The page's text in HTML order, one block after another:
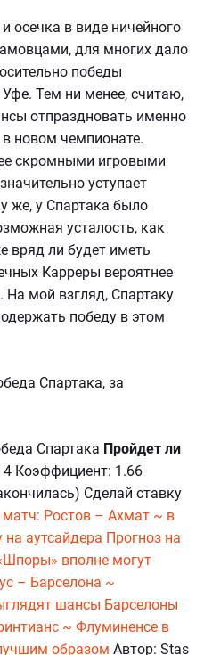
осечка в виде ничейного
для многих дало
победы
Тем ни менее, считаю,
отпраздновать именно
новом чемпионате.
скромными игровыми
уступает
же, у Спартака было
усталость, как
вряд ли будет иметь
Карреры вероятнее
На мой взгляд, Спартаку
победу в этом
Спартака, за
Спартака Пройдет ли
4 Коэффициент: 1.66
Сделай ставку
матч: Ростов – Ахмат ~ в
аутсайдера Прогноз на
вполне могут
– Барселона ~
шансы Барселоны
~ Флуминенсе в
образом Автор: Stas